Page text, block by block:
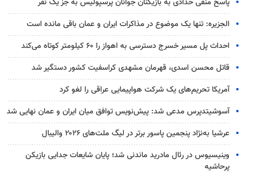
الجزیره: تنها یک موضوع در مذاکرات ایران و عمان باقی مانده است
احداث پل مسیر خسرج دسترسی به اهواز را ۶۰ کیلومتر کوتاه می‌کند
قاتل محسن اسدی، قهرمان مشهدی کراسفیت کشور دستگیر شد
آمریکا تحریم‌های یک شرکت هواپیمایی عراقی را لغو کرد
آسوشیتدپرس مدعی شد: پیش‌نویس توافق میان ایران و عمان نهایی شد
عرشیا به‌نژاد پنجمین پاسور برتر در لیگ ملت‌های ۲۰۲۶ والیبال
وینیسیوس در رئال مادرید ماندنی شد؛ پایان شایعات جدایی بازیکن
پرحاشیه